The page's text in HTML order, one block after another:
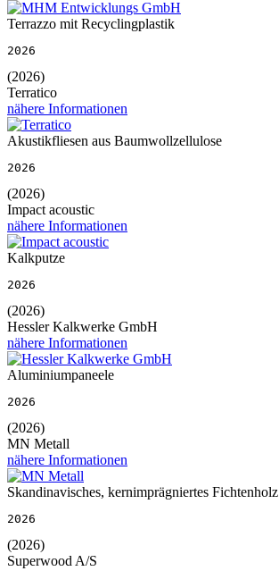
Terrazzo mit Recyclingplastik
2026
(2026)
Terratico
nähere Informationen
Akustikfliesen aus Baumwollzellulose
2026
(2026)
Impact acoustic
nähere Informationen
Kalkputze
2026
(2026)
Hessler Kalkwerke GmbH
nähere Informationen
Aluminiumpaneele
2026
(2026)
MN Metall
nähere Informationen
Skandinavisches, kernimprägniertes Fichtenholz
2026
(2026)
Superwood A/S